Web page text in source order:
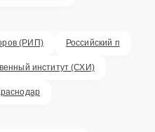
(РИП) Российский п
институт (СХИ)